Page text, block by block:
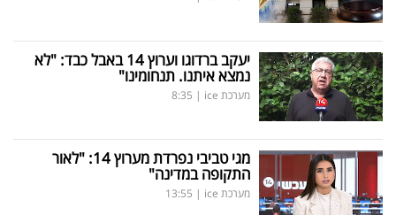
יעקב ברדוגו וערוץ 14 באבל כבד: "לא
נמצא איתנו. תנחומינו"
מערכת ice |
8:35
מגי טביבי נפרדת מערוץ 14: "לאור
התקופה במדינה"
מערכת ice |
13:55